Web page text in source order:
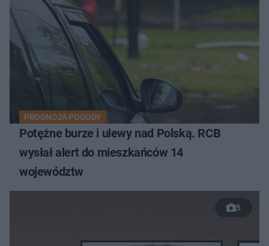
PROGNOZA POGODY
Potężne burze i ulewy nad Polską. RCB
wysłał alert do mieszkańców 14
województw
5